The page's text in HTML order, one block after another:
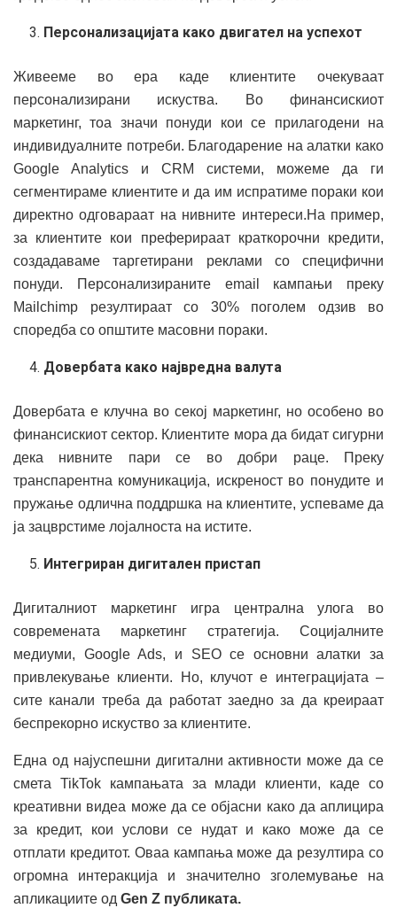
Персонализацијата како двигател на успехот
Живееме во ера каде клиентите очекуваат
персонализирани искуства. Во финансискиот
маркетинг, тоа значи понуди кои се прилагодени на
индивидуалните потреби. Благодарение на алатки како
Google Analytics и CRM системи, можеме да ги
сегментираме клиентите и да им испратиме пораки кои
директно одговараат на нивните интереси.На пример,
за клиентите кои преферираат краткорочни кредити,
создадaваме таргетирани реклами со специфични
понуди. Персонализираните email кампањи преку
Mailchimp резултираат со 30% поголем одзив во
споредба со општите масовни пораки.
Довербата како највредна валута
Довербата е клучна во секој маркетинг, но особено во
финансискиот сектор. Клиентите мора да бидат сигурни
дека нивните пари се во добри раце. Преку
транспарентна комуникација, искреност во понудите и
пружање одлична поддршка на клиентите, успеваме да
ја зацврстиме лојалноста на истите.
Интегриран дигитален пристап
Дигиталниот маркетинг игра централна улога во
современата маркетинг стратегија. Социјалните
медиуми, Google Ads, и SEO се основни алатки за
привлекување клиенти. Но, клучот е интеграцијата –
сите канали треба да работат заедно за да креираат
беспрекорно искуство за клиентите.
Една од најуспешни дигитални активности може да се
смета TikTok кампањата за млади клиенти, каде со
креативни видеа може да се објасни како да аплицира
за кредит, кои услови се нудат и како може да се
отплати кредитот. Оваа кампања може да резултира со
огромна интеракција и значително зголемување на
апликациите од Gen Z публиката.